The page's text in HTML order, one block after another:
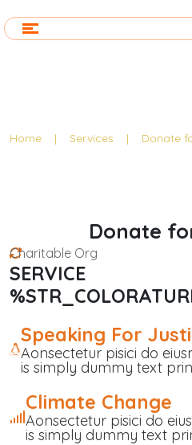
Home | Services | Donate
Donate
Charitable Org
SERVICE
Speaking For
Aonsectetur pisici do
is simply dummy text
Climate Change
Aonsectetur pisici do
is simply dummy text